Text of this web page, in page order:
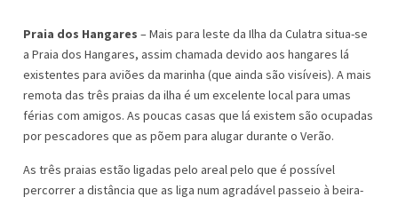
Praia dos Hangares – Mais para leste da Ilha da Culatra situa-se
a Praia dos Hangares, assim chamada devido aos hangares lá
existentes para aviões da marinha (que ainda são visíveis). A mais
remota das três praias da ilha é um excelente local para umas
férias com amigos. As poucas casas que lá existem são ocupadas
por pescadores que as põem para alugar durante o Verão.
As três praias estão ligadas pelo areal pelo que é possível
percorrer a distância que as liga num agradável passeio à beira-